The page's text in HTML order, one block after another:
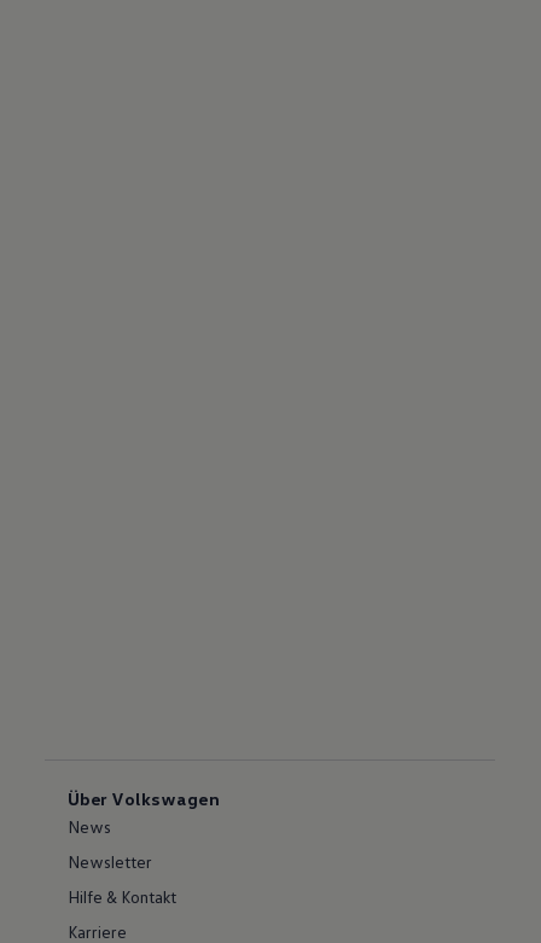
Über Volkswagen
News
Newsletter
Hilfe & Kontakt
Karriere